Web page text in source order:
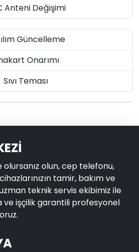
Anteni Değişimi
Güncelleme
Onarımı
Sıvı Teması
olun, cep telefonu,
tamir, bakım ve
teknik servis ekibimiz ile
ve işçilik garantili profesyonel